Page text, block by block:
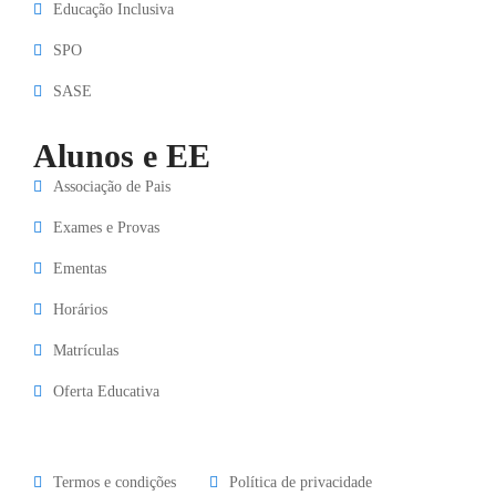
Educação Inclusiva
SPO
SASE
Alunos e EE
Associação de Pais
Exames e Provas
Ementas
Horários
Matrículas
Oferta Educativa
Termos e condições Política de privacidade